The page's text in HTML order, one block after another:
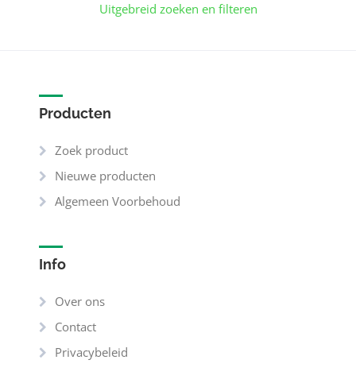
Uitgebreid zoeken en filteren
Producten
Zoek product
Nieuwe producten
Algemeen Voorbehoud
Info
Over ons
Contact
Privacybeleid